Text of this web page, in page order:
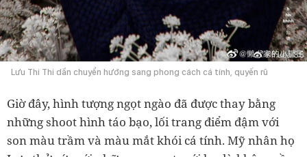
Lưu Thi Thi dần chuyển hướng sang phong cách cá tính, quyến rũ
Giờ đây, hình tượng ngọt ngào đã được thay bằng
những shoot hình táo bạo, lối trang điểm đậm với
son màu trầm và màu mắt khói cá tính. Mỹ nhân họ